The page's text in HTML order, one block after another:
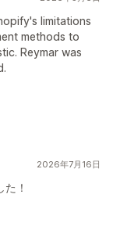
limitations
methods to
Reymar was
2026年7月16日
！